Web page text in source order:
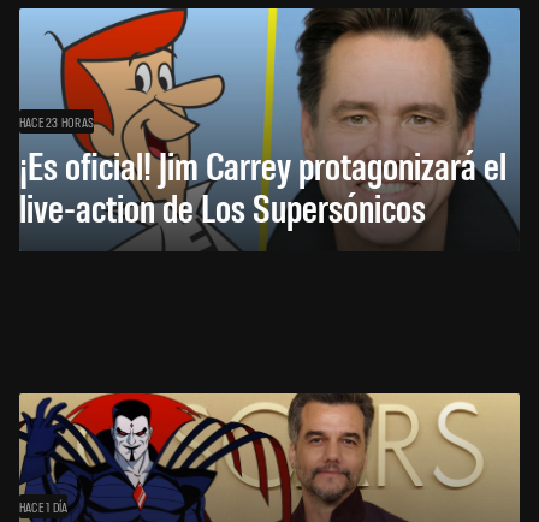
HACE 23 HORAS
¡Es oficial! Jim Carrey protagonizará el
live-action de Los Supersónicos
HACE 1 DÍA